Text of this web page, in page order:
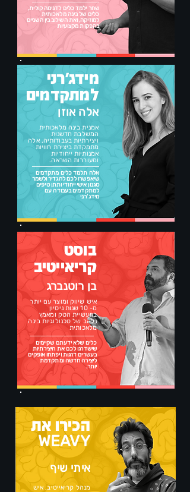
שחר ילמד כלים לדגימה קולית,
כלים של בינה מלאכותית
למוזיקה, ואת השילוב בין השניים
בהפקות מקצועיות
מידג'רני
למתקדמים
אלה אוזן
אמנית בינה מלאכותית
המשלבת חדשנות
ויצירתיות בעבודותיה. אלה
מתמקדת ביצירת חוויות
אמנותיות ייחודיות
ומעוררות השראה.
אלה תלמד כלים מתקדמים
שיאפשרו לכם להגדיר ולשמר
סגנון אישי ייחודי ותתן טיפים
למתקדמים בעבודה עם
מידג'רני
בוסט
קריאייטיב
בן רוטנברג
איש שיווק ומוצר עם יותר
מ- 10 שנות ניסיון
בתעשיית הטק ומאמץ
נלהב של טכנולוגיות בינה
מלאכותית
כלים שלא ידעתם שקיימים
שישדרגו לכם את היצירתיות
בעשרים דרגות ויפתחו אופקים
ליצירה חדשה ומתקדמת
יותר.
מנהל קריאייטיב, איש
איתי שיף
הכירו את
WEAVY